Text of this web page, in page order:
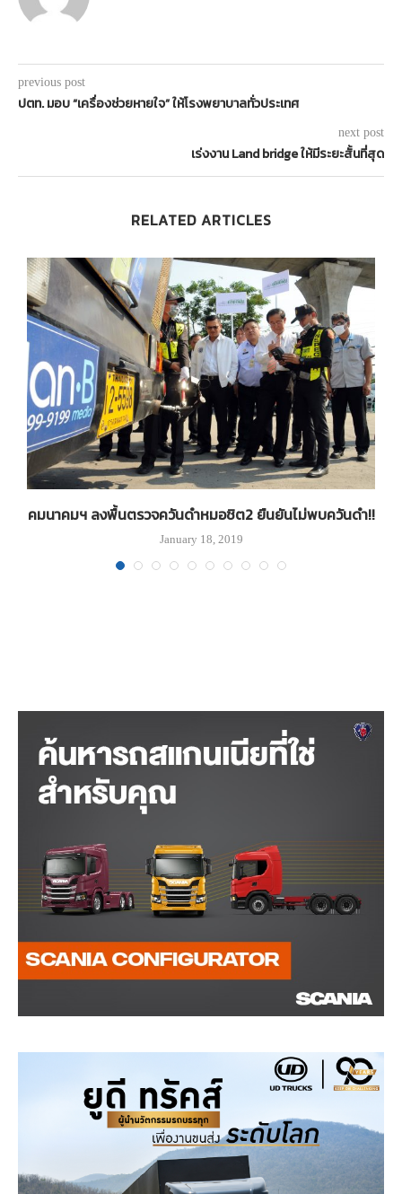
previous post
ปตท. มอบ “เครื่องช่วยหายใจ” ให้โรงพยาบาลทั่วประเทศ
next post
เร่งงาน Land bridge ให้มีระยะสั้นที่สุด
RELATED ARTICLES
คมนาคมฯ ลงพื้นตรวจควันดำหมอชิต2 ยืนยันไม่พบควันดำ!!
January 18, 2019